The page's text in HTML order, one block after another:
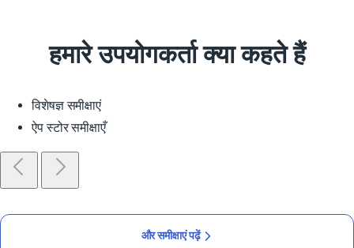
हमारे उपयोगकर्ता क्या कहते हैं
विशेषज्ञ समीक्षाएं
ऐप स्टोर समीक्षाएँ
और समीक्षाएं पढ़ें